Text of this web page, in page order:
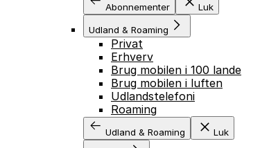
Abonnementer Luk
Udland & Roaming
Privat
Erhverv
Brug mobilen i 100 lande
Brug mobilen i luften
Udlandstelefoni
Roaming
Udland & Roaming Luk